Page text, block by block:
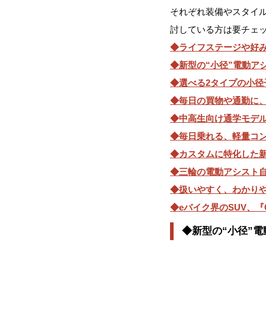
それぞれ装備やスタイ
討している方は要チェッ
◆ライフステージや好
◆新型の“小径”電動ア
◆選べる2タイプの小径
◆毎日の買物や通勤に
◆中高生向け通学モデ
◆毎日乗れる、軽量コ
◆カスタムに特化した
◆三輪の電動アシスト
◆扱いやすく、わかり
◆eバイク界のSUV、『
◆新型の“小径”電